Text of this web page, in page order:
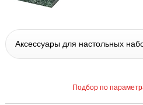
Аксессуары для настольных
Подбор по